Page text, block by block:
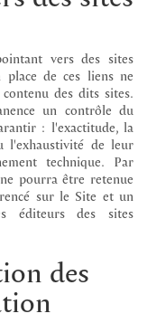
vers des sites
de ces liens ne
des dits sites.
un contrôle du
: l'exactitude, la
l'exhaustivité de leur
technique. Par
pourra être retenue
sur le Site et un
éditeurs des sites
des